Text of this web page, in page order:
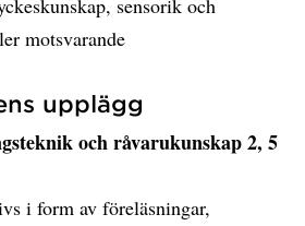
sensorik och
motsvarande
upplägg
och råvarukunskap 2, 5
i form av föreläsningar,